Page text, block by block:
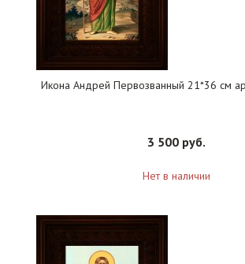
Икона Андрей Первозванный 21*36 см
3 500 руб.
Нет в наличии